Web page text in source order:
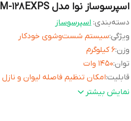
اسپرسوساز نوا مدل NOVA NCM-128EXPS
دسته‌بندی:اسپرسوساز
ویژگی:سیستم شست‌وشوی خودکار
وزن:6 کیلوگرم
توان:1450 وات
قابلیت:امکان تنظیم فاصله لیوان و نازل
امکانات اسپرسوساز
نمایش بیشتر